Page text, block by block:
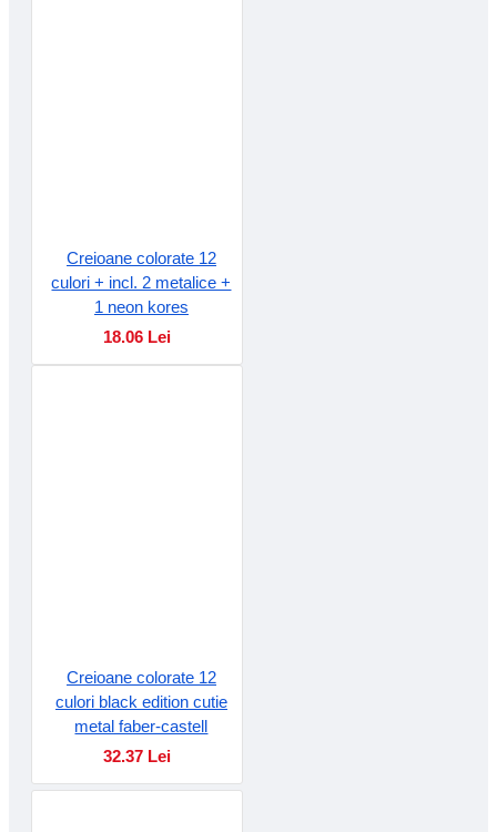
Creioane colorate 12
culori + incl. 2 metalice +
1 neon kores
18.06 Lei
Creioane colorate 12
culori black edition cutie
metal faber-castell
32.37 Lei